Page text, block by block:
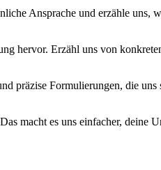
Ansprache und erzähle uns,
hervor. Erzähl uns von
präzise Formulierungen, die
macht es uns einfacher, deine